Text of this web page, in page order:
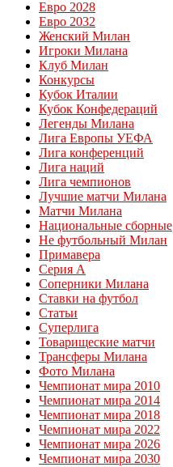
Евро 2028
Евро 2032
Женский Милан
Игроки Милана
Клуб Милан
Конкурсы
Кубок Италии
Кубок Конфедераций
Легенды Милана
Лига Европы УЕФА
Лига конференций
Лига наций
Лига чемпионов
Лучшие матчи Милана
Матчи Милана
Национальные сборные
Не футбольный Милан
Примавера
Серия А
Соперники Милана
Ставки на футбол
Статьи
Суперлига
Товарищеские матчи
Трансферы Милана
Фото Милана
Чемпионат мира 2010
Чемпионат мира 2014
Чемпионат мира 2018
Чемпионат мира 2022
Чемпионат мира 2026
Чемпионат мира 2030